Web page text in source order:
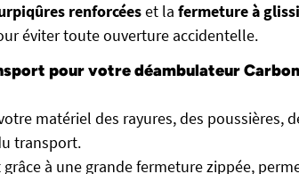
renforcéeset la fermeture à
éviter toute ouverture accidentelle.
pour votre déambulateur
matériel des rayures, des poussières,
transport.
à une grande fermeture zippée,